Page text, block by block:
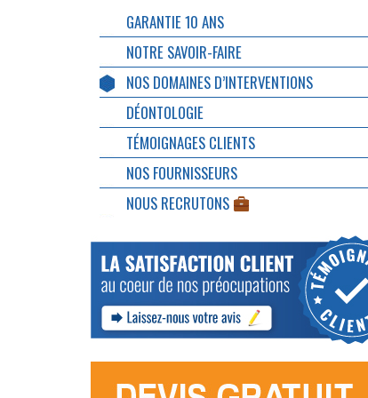
GARANTIE 10 ANS
NOTRE SAVOIR-FAIRE
NOS DOMAINES D’INTERVENTIONS
DÉONTOLOGIE
TÉMOIGNAGES CLIENTS
NOS FOURNISSEURS
NOUS RECRUTONS